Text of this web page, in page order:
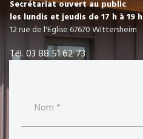
Secrétariat ouvert au public
les lundis et jeudis de 17 h à 19 h
12 rue de l'Eglise 67670 Wittersheim
Tél. 03 88 51 62 73